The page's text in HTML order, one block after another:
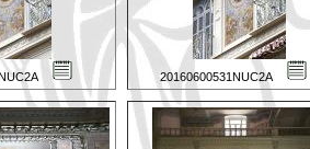
20160600531NUC2A